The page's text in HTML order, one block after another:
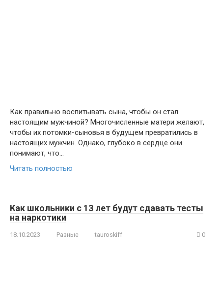
Как правильно воспитывать сына, чтобы он стал
настоящим мужчиной? Многочисленные матери желают,
чтобы их потомки-сыновья в будущем превратились в
настоящих мужчин. Однако, глубоко в сердце они
понимают, что…
Читать полностью
Как школьники с 13 лет будут сдавать тесты
на наркотики
18.10.2023 Разные tauroskiff 0